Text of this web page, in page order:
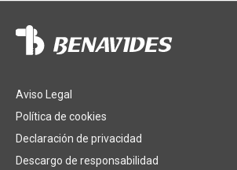
Aviso Legal
Política de cookies
Declaración de privacidad
Descargo de responsabilidad